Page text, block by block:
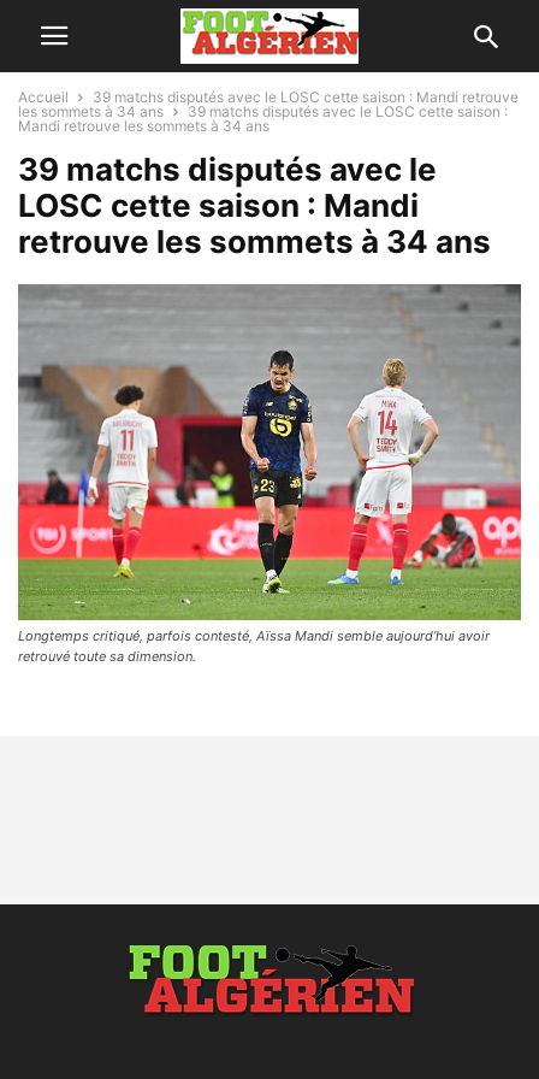
Accueil
39 matchs disputés avec le LOSC cette saison : Mandi retrouve
les sommets à 34 ans
39 matchs disputés avec le LOSC cette saison :
Mandi retrouve les sommets à 34 ans
39 matchs disputés avec le
LOSC cette saison : Mandi
retrouve les sommets à 34 ans
Longtemps critiqué, parfois contesté, Aïssa Mandi semble aujourd’hui avoir
retrouvé toute sa dimension.